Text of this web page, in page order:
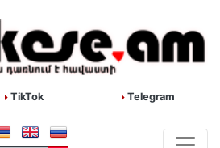
TikTok Telegram